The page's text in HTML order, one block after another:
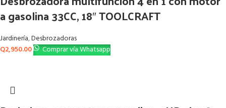
a gasolina 33CC, 18″ TOOLCRAFT
Jardinería,Desbrozadoras
Q2,950.00 Comprar vía Whatsapp